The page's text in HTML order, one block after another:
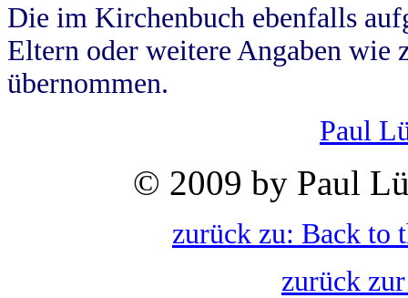
Die im Kirchenbuch ebenfalls
Eltern oder weitere Angaben wie
übernommen.
Paul
© 2009 by Paul
zurück zu: Back to
zurück